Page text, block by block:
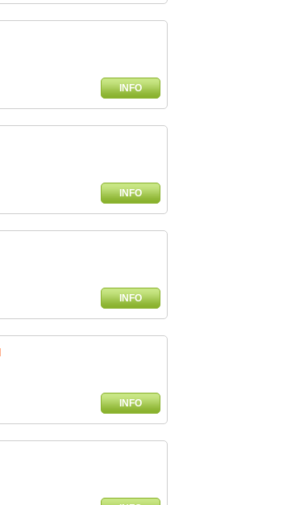
INFO
INFO
INFO
INFO